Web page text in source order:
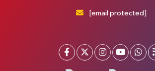
[email protected]